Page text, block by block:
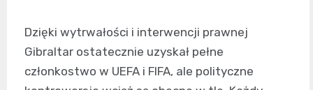
Dzięki wytrwałości i interwencji prawnej
Gibraltar ostatecznie uzyskał pełne
członkostwo w UEFA i FIFA, ale polityczne